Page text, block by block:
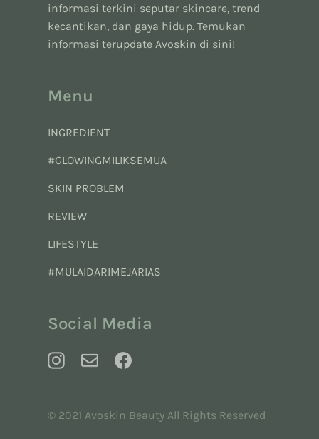
informasi terkini seputar skincare, trend
kecantikan, dan gaya hidup. Temukan
informasi terupdate Avoskin di sini!
Menu
INGREDIENT
#GLOWINGMILIKSEMUA
SKIN PROBLEM
REVIEW
LIFESTYLE
#MULAIDARIMEJARIAS
Social Media
© 2021 Avoskin Beauty All Rights Reserved